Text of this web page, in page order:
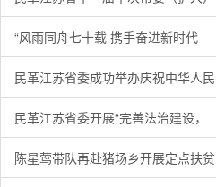
“风雨同舟七十载 携手奋进新时代
民革江苏省委成功举办庆祝中华人民
民革江苏省委开展“完善法治建设，
陈星莺带队再赴猪场乡开展定点扶贫